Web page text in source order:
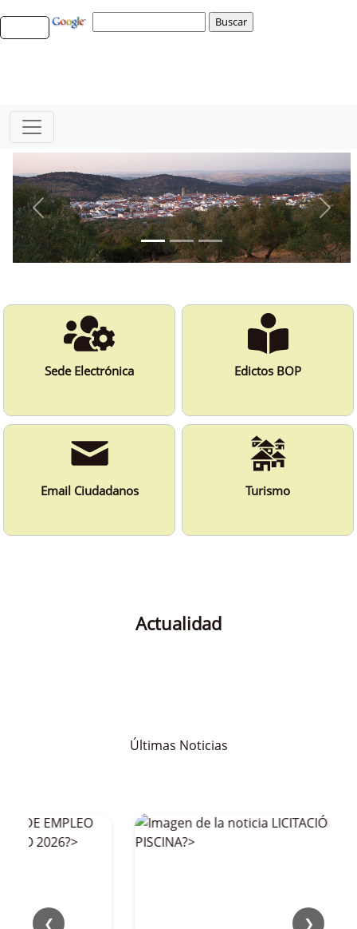
Sede Electrónica Edictos BOP
Email Ciudadanos Turismo
Actualidad
Últimas Noticias